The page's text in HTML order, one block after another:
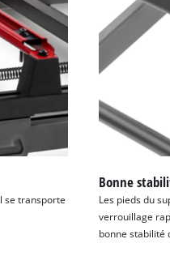
The website owner needs to
with their CMP to add this
to the list of technologies used.
byUsercentrics Consent
Management Platform
se transporte
Bonne
Les pieds du
verrouillage
bonne stabilité